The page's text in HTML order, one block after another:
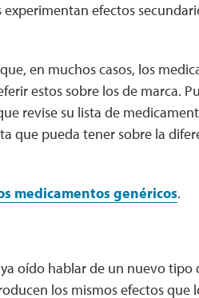
experimentan efectos
en muchos casos, los
estos sobre los de marca.
revise su lista de
que pueda tener sobre la
medicamentos genéricos.
oído hablar de un nuevo
los mismos efectos que